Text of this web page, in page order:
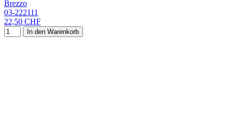
Brezzo
03-222111
22,50 CHF
In den Warenkorb